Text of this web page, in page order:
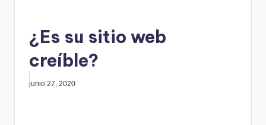
¿Es su sitio web
creíble?
junio 27, 2020